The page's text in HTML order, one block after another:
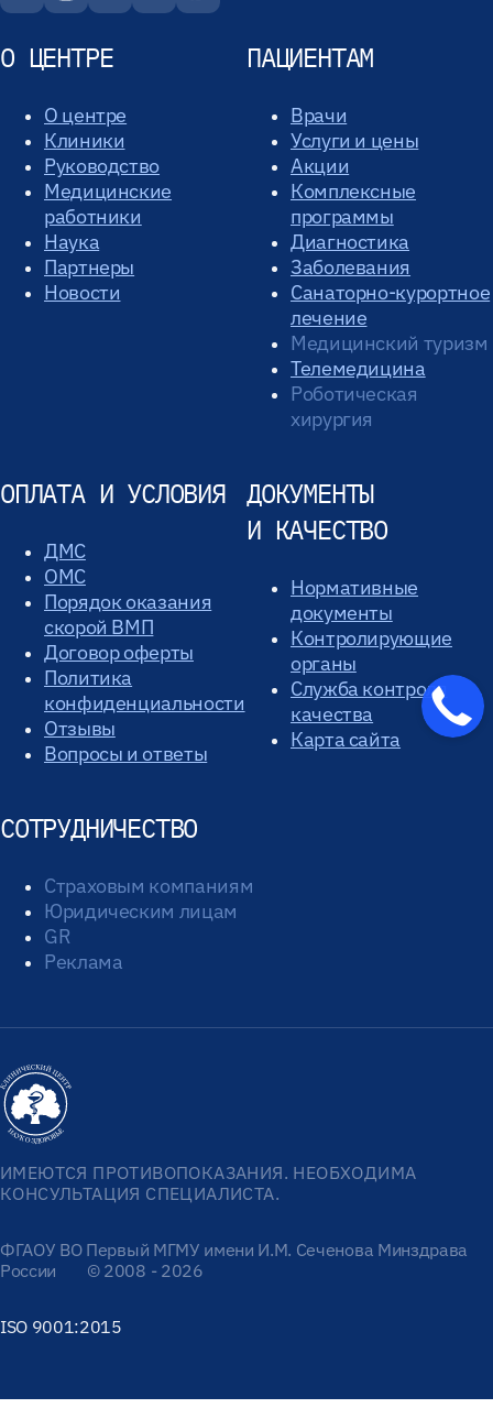
О ЦЕНТРЕ
О центре
Клиники
Руководство
Медицинские
работники
Наука
Партнеры
Новости
ПАЦИЕНТАМ
Врачи
Услуги и цены
Акции
Комплексные
программы
Диагностика
Заболевания
Санаторно-курортное
лечение
Медицинский туризм
Телемедицина
Роботическая
хирургия
ОПЛАТА И УСЛОВИЯ
ДМС
ОМС
Порядок оказания
скорой ВМП
Договор оферты
Политика
конфиденциальности
Отзывы
Вопросы и ответы
ДОКУМЕНТЫ
И КАЧЕСТВО
Нормативные
документы
Контролирующие
органы
Служба контроля
качества
Карта сайта
СОТРУДНИЧЕСТВО
Страховым компаниям
Юридическим лицам
GR
Реклама
ИМЕЮТСЯ ПРОТИВОПОКАЗАНИЯ. НЕОБХОДИМА
КОНСУЛЬТАЦИЯ СПЕЦИАЛИСТА.
ФГАОУ ВО Первый МГМУ имени И.М. Сеченова Минздрава
России
© 2008 - 2026
ISO 9001:2015